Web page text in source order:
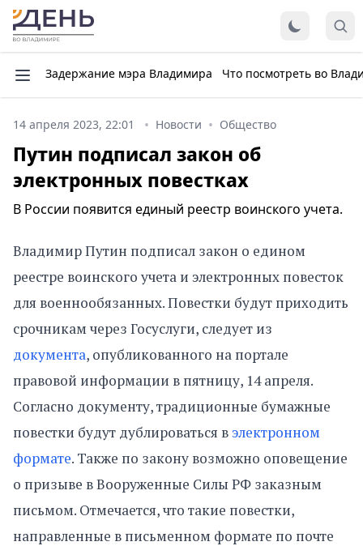
Задержание мэра Владимира Что посмотреть во
14 апреля 2023, 22:01 Новости Общество
Путин подписал закон об
электронных повестках
В России появится единый реестр воинского учета.
Владимир Путин подписал закон о едином
реестре воинского учета и электронных повесток
для военнообязанных. Повестки будут приходить
срочникам через Госуслуги, следует из
документа, опубликованного на портале
правовой информации в пятницу, 14 апреля.
Согласно документу, традиционные бумажные
повестки будут дублироваться вэлектронном
формате. Также по закону возможно оповещение
о призыве в Вооруженные Силы РФ заказным
письмом. Отмечается, что такие повестки,
направленные в письменном формате по почте